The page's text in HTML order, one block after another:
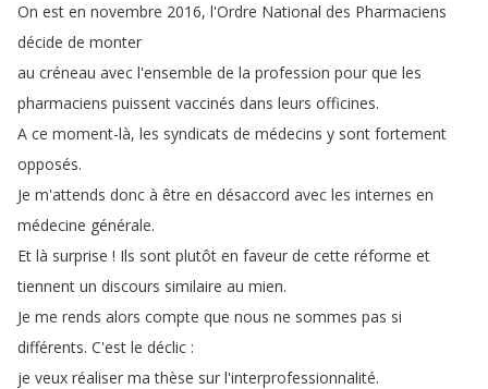
On est en novembre 2016, l'Ordre National des Pharmaciens
décide de monter
au créneau avec l'ensemble de la profession pour que les
pharmaciens puissent vaccinés dans leurs officines.
A ce moment-là, les syndicats de médecins y sont fortement
opposés.
Je m'attends donc à être en désaccord avec les internes en
médecine générale.
Et là surprise ! Ils sont plutôt en faveur de cette réforme et
tiennent un discours similaire au mien.
Je me rends alors compte que nous ne sommes pas si
différents. C'est le déclic :
je veux réaliser ma thèse sur l'interprofessionnalité.